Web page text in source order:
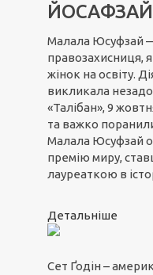
ЙОСАФЗАЙ
Малала Юсуфзай
правозахисниця,
жінок на освіту.
викликала
«Талібан», 9
та важко
Малала Юсуфзай
премію миру,
лауреаткою в
Детальніше
Сет Ґодін –